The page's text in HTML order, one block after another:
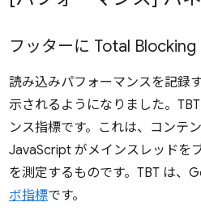
フッターに Total
読み込みパフォーマンスを記録
示されるようになりました。
ンス指標です。これは、コンテ
JavaScript がメインスレッドを
を測定するものです。 TBT は、
ボ指標です。